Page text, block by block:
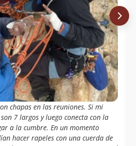
chapas en las reuniones. Si mi
7 largos y luego conecta con la
a la cumbre. En un momento
hacer rapeles con una cuerda de